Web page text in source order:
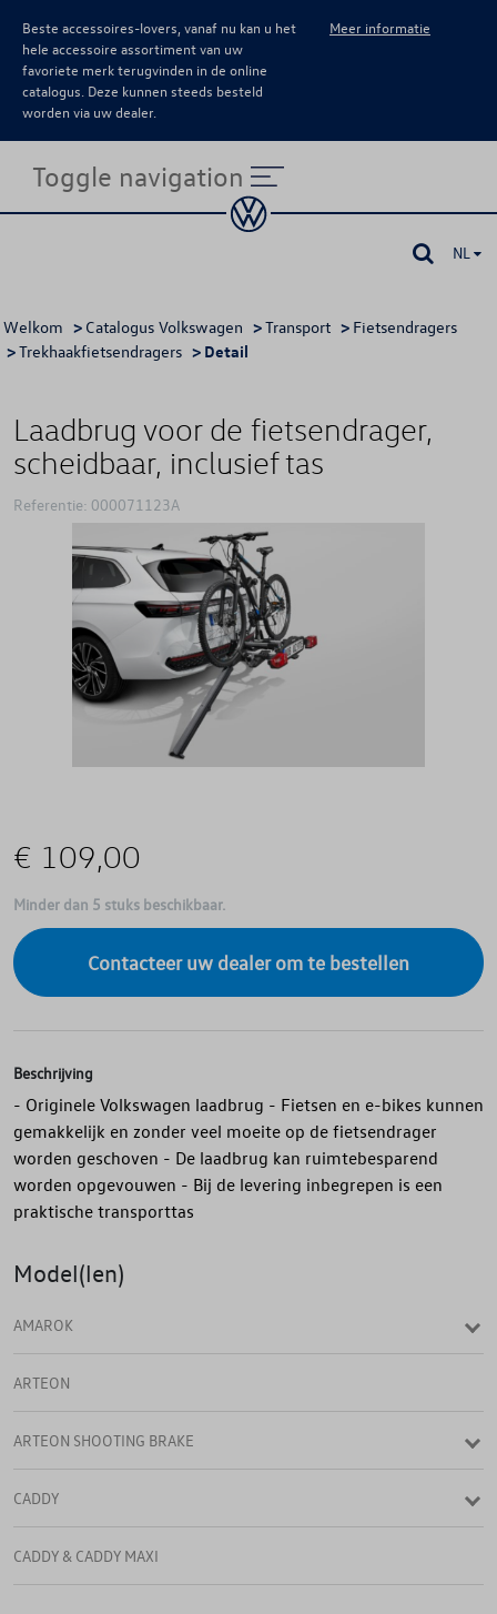
Beste accessoires-lovers, vanaf nu kan u het
hele accessoire assortiment van uw
favoriete merk terugvinden in de online
catalogus. Deze kunnen steeds besteld
worden via uw dealer.
Meer informatie
Toggle navigation
NL
Welkom > Catalogus Volkswagen >Transport > Fietsendragers
>Trekhaakfietsendragers > Detail
Laadbrug voor de fietsendrager,
scheidbaar, inclusief tas
Referentie: 000071123A
€ 109,00
Minder dan 5 stuks beschikbaar.
Contacteer uw dealer om te bestellen
Beschrijving
- Originele Volkswagen laadbrug - Fietsen en e-bikes kunnen
gemakkelijk en zonder veel moeite op de fietsendrager
worden geschoven - De laadbrug kan ruimtebesparend
worden opgevouwen - Bij de levering inbegrepen is een
praktische transporttas
Model(len)
AMAROK
ARTEON
ARTEON SHOOTING BRAKE
CADDY
CADDY & CADDY MAXI